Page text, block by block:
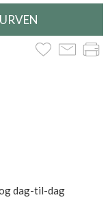
dag-til-dag